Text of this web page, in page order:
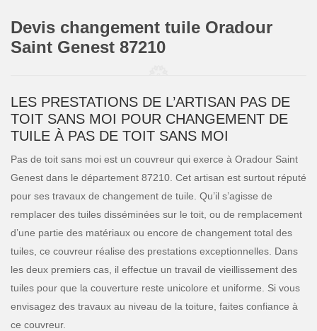
Devis changement tuile Oradour
Saint Genest 87210
LES PRESTATIONS DE L’ARTISAN PAS DE
TOIT SANS MOI POUR CHANGEMENT DE
TUILE À PAS DE TOIT SANS MOI
Pas de toit sans moi est un couvreur qui exerce à Oradour Saint
Genest dans le département 87210. Cet artisan est surtout réputé
pour ses travaux de changement de tuile. Qu’il s’agisse de
remplacer des tuiles disséminées sur le toit, ou de remplacement
d’une partie des matériaux ou encore de changement total des
tuiles, ce couvreur réalise des prestations exceptionnelles. Dans
les deux premiers cas, il effectue un travail de vieillissement des
tuiles pour que la couverture reste unicolore et uniforme. Si vous
envisagez des travaux au niveau de la toiture, faites confiance à
ce couvreur.